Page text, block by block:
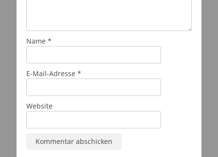
Name *
E-Mail-Adresse *
Website